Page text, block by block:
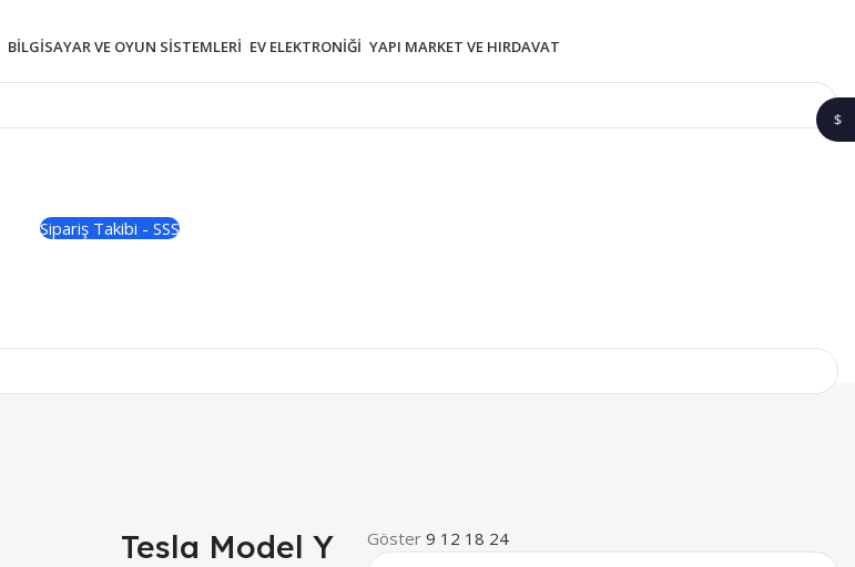
BILGISAYAR VE OYUN SISTEMLERI EV ELEKTRONIĞI YAPI MARKET VE HIRDAVAT
Sipariş Takibi - SSS
Tesla Model Y
Göster9 12 18 24
$